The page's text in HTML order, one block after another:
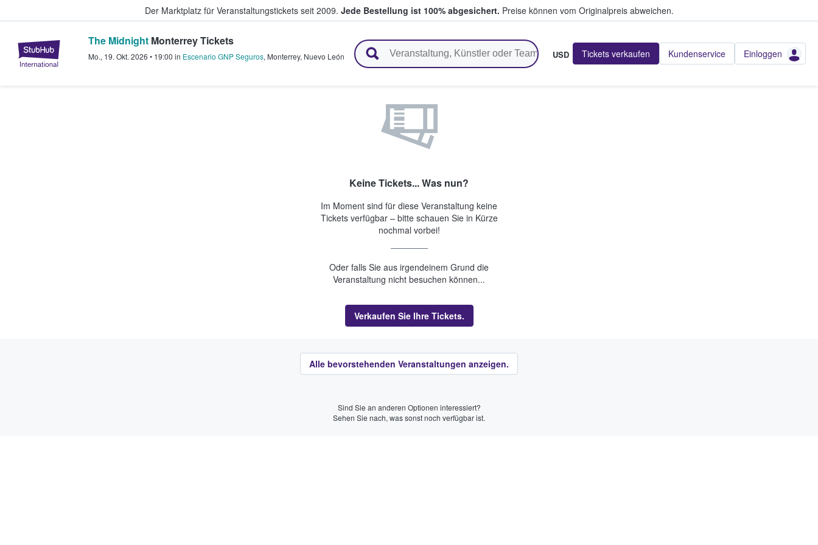
Der Marktplatz für Veranstaltungstickets seit 2009. Jede Bestellung ist 100% abgesichert. Preise können vom Originalpreis abweichen.
StubHub - Wo Fans Tickets kaufen & verkaufen
The Midnight Monterrey Tickets
Mo., 19. Okt. 2026 • 19:00 in Escenario GNP Seguros, Monterrey, Nuevo León USD Tickets verkaufen Kundenservice Einloggen
Keine Tickets... Was nun?
Im Moment sind für diese Veranstaltung keine
Tickets verfügbar – bitte schauen Sie in Kürze
nochmal vorbei!
Oder falls Sie aus irgendeinem Grund die
Veranstaltung nicht besuchen können...
Verkaufen Sie Ihre Tickets.
Alle bevorstehenden Veranstaltungen anzeigen.
Sind Sie an anderen Optionen interessiert?
Sehen Sie nach, was sonst noch verfügbar ist.